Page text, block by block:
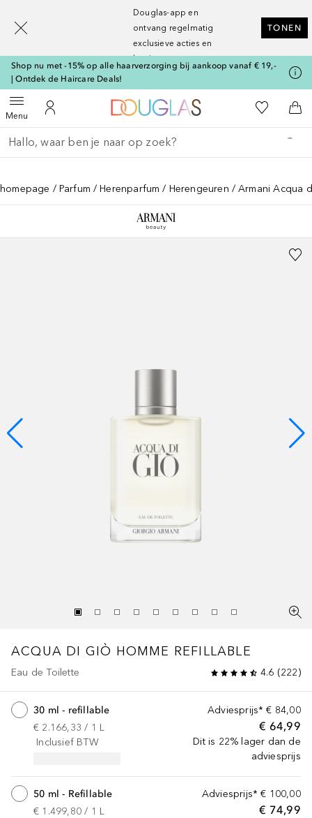
Douglas-app en
ontvang regelmatig
exclusieve acties en
kortingen
TONEN
Shop nu met -15% op alle haarverzorging bij aankoop vanaf € 19,-
| Ontdek de Haircare Deals!
MenuOpen menuNaar Mijn Account
Naar Douglas Home
Naar Mijn
Ga terug
Zoekopdracht uitvoeren
homepage Parfum Herenparfum Herengeuren Armani Acqua
ACQUA DI GIÒ HOMME REFILLABLE
Eau de Toilette 4.6 (222)
Adviesprijs* € 84,00
€ 64,99
Dit is 22% lager dan de
adviesprijs
30 ml - refillable
€ 2.166,33 / 1 L
Inclusief BTW
Adviesprijs* € 100,00
€ 74,99
50 ml - Refillable
€ 1.499,80 / 1 L
[navigation.slideout.screenreader]